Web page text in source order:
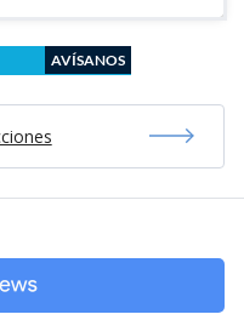
AVÍSANOS